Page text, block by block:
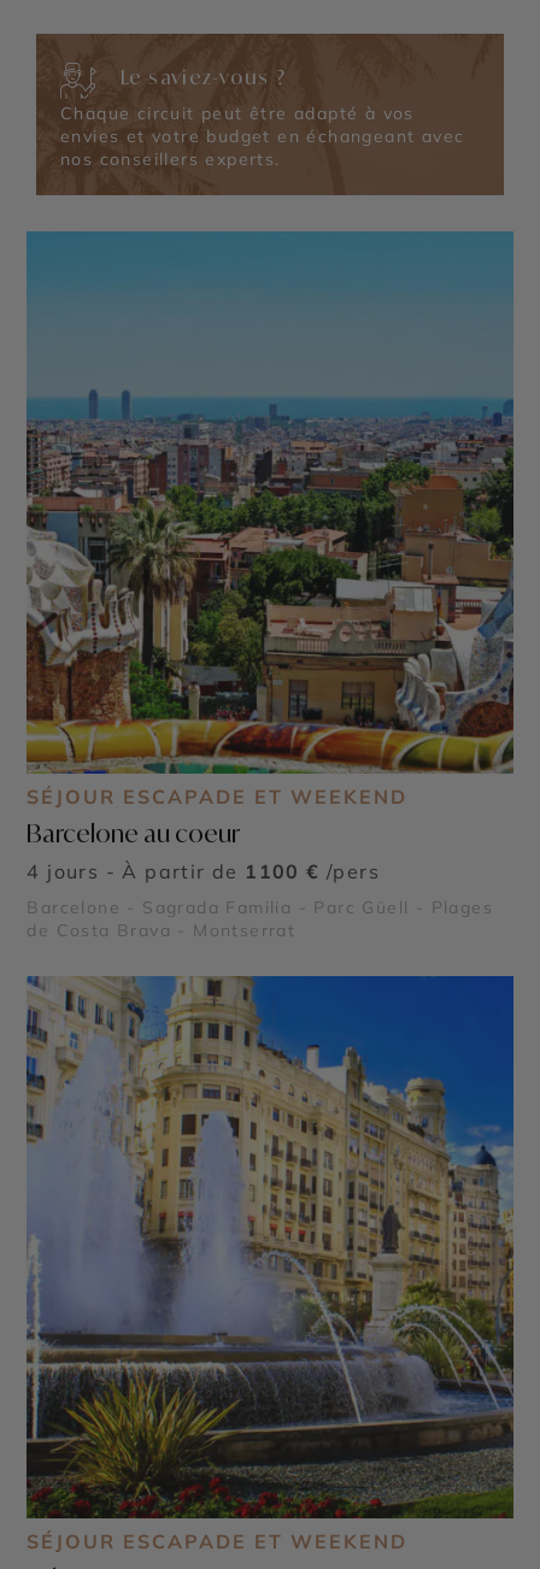
Le saviez-vous ?
Chaque circuit peut être adapté à vos
envies et votre budget en échangeant avec
nos conseillers experts.
SÉJOUR ESCAPADE ET WEEKEND
Barcelone au coeur
4 jours - À partir de 1100 € /pers
Barcelone - Sagrada Familia - Parc Güell - Plages
de Costa Brava - Montserrat
SÉJOUR ESCAPADE ET WEEKEND